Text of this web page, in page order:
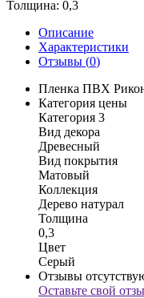
Толщина: 0,3
Описание
Характеристики
Отзывы (0)
Пленка ПВХ
Категория цены
Категория 3
Вид декора
Древесный
Вид покрытия
Матовый
Коллекция
Дерево натурал
Толщина
0,3
Цвет
Серый
Отзывы
Оставьте свой